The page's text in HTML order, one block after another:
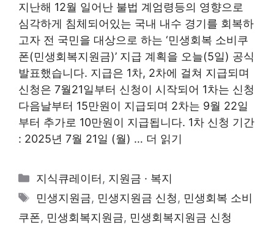
지난해 12월 일어난 불법 계엄령등의 영향으로
심각하게 침체되어있는 국내 내수 경기를 회복하
고자 전 국민을 대상으로 하는 ‘민생회복 소비쿠
폰(민생회복지원금)’ 지급 계획을 오늘(5일) 공식
발표했습니다. 지급은 1차, 2차에 걸쳐 지급되며
신청은 7월21일부터 신청이 시작되어 1차는 신청
다음날부터 15만원이 지급되며 2차는 9월 22일
부터 추가로 10만원이 지급됩니다. 1차 신청 기간
: 2025년 7월 21일 (월) … 더 읽기
카
테
지식큐레이터 , 지원금 · 복지
태
그
민생지원금, 민생지원금 신청, 민생회복 소비
쿠폰, 민생회복지원금, 민생회복지원금 신청